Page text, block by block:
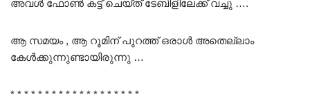
അവൾ ഫോൺ കട്ട് ചെയ്ത് ടേബിളിലേക്ക് വച്ചു ….
ആ സമയം , ആ റൂമിന് പുറത്ത് ഒരാൾ അതെല്ലാം
കേൾക്കുന്നുണ്ടായിരുന്നു …
* * * * * * * * * * * * * * * * * * *